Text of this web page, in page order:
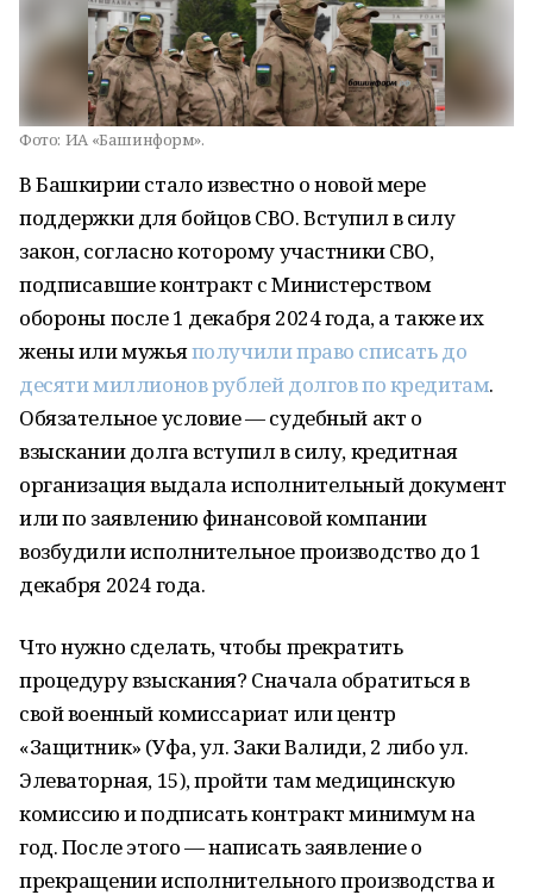
Фото: ИА «Башинформ».
В Башкирии стало известно о новой мере
поддержки для бойцов СВО. Вступил в силу
закон, согласно которому участники СВО,
подписавшие контракт с Министерством
обороны после 1 декабря 2024 года, а также их
жены или мужьяполучили право списать до
десяти миллионов рублей долгов по кредитам.
Обязательное условие — судебный акт о
взыскании долга вступил в силу, кредитная
организация выдала исполнительный документ
или по заявлению финансовой компании
возбудили исполнительное производство до 1
декабря 2024 года.
Что нужно сделать, чтобы прекратить
процедуру взыскания? Сначала обратиться в
свой военный комиссариат или центр
«Защитник» (Уфа, ул. Заки Валиди, 2 либо ул.
Элеваторная, 15), пройти там медицинскую
комиссию и подписать контракт минимум на
год. После этого — написать заявление о
прекращении исполнительного производства и